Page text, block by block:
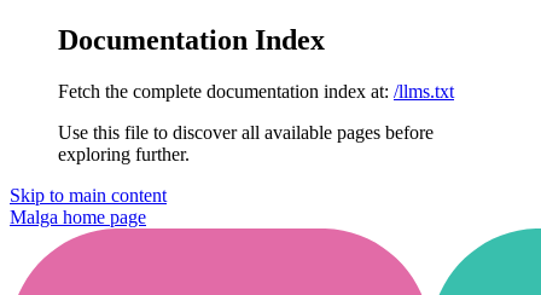
Documentation Index
Fetch the complete documentation index at: /llms.txt
Use this file to discover all available pages before
exploring further.
Skip to main content
Malga home page